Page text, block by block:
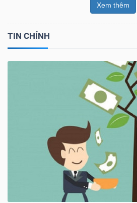
Xem thêm
TIN CHÍNH